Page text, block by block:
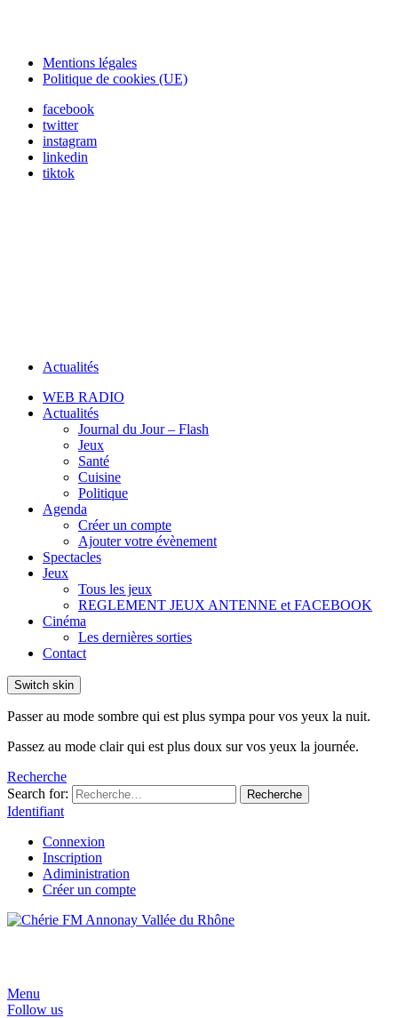
Mentions légales
Politique de cookies (UE)
facebook
twitter
instagram
linkedin
tiktok
Actualités
WEB RADIO
Actualités
Journal du Jour – Flash
Jeux
Santé
Cuisine
Politique
Agenda
Créer un compte
Ajouter votre évènement
Spectacles
Jeux
Tous les jeux
REGLEMENT JEUX ANTENNE et FACEBOOK
Cinéma
Les dernières sorties
Contact
Switch skin
Passer au mode sombre qui est plus sympa pour vos yeux la nuit.
Passez au mode clair qui est plus doux sur vos yeux la journée.
Recherche
Search for:
Recherche
Identifiant
Connexion
Inscription
Adiministration
Créer un compte
Menu
Follow us